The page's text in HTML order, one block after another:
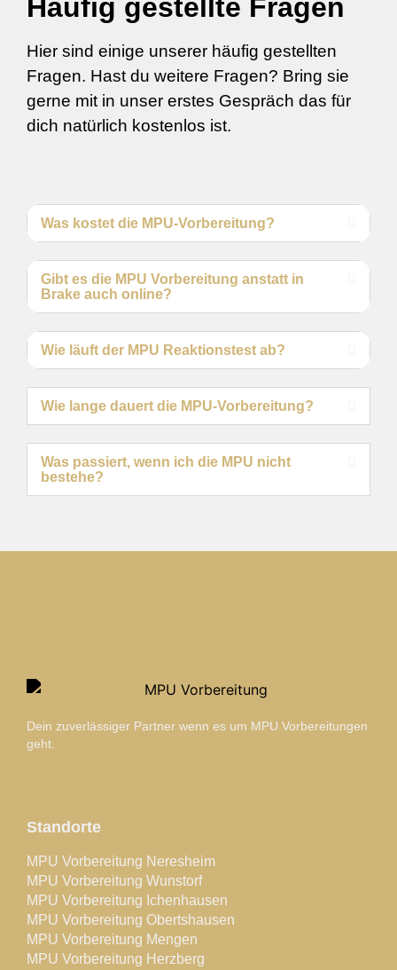
Häufig gestellte Fragen
Hier sind einige unserer häufig gestellten
Fragen. Hast du weitere Fragen? Bring sie
gerne mit in unser erstes Gespräch das für
dich natürlich kostenlos ist.
Was kostet die MPU-Vorbereitung?
Gibt es die MPU Vorbereitung anstatt in
Brake auch online?
Wie läuft der MPU Reaktionstest ab?
Wie lange dauert die MPU-Vorbereitung?
Was passiert, wenn ich die MPU nicht
bestehe?
Dein zuverlässiger Partner wenn es um MPU Vorbereitungen
geht.
Standorte
MPU Vorbereitung Neresheim
MPU Vorbereitung Wunstorf
MPU Vorbereitung Ichenhausen
MPU Vorbereitung Obertshausen
MPU Vorbereitung Mengen
MPU Vorbereitung Herzberg